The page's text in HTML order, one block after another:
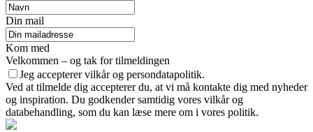
Din mail
Kom med
Velkommen – og tak for tilmeldingen
Jeg accepterer vilkår og persondatapolitik.
Ved at tilmelde dig accepterer du, at vi må kontakte dig med nyheder
og inspiration. Du godkender samtidig vores vilkår og
databehandling, som du kan læse mere om i vores politik.